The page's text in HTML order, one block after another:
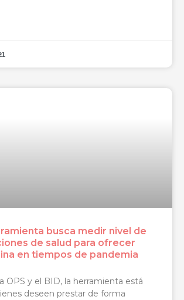
busca medir nivel de
de salud para ofrecer
en tiempos de pandemia
OPS y el BID, la herramienta está
deseen prestar de forma